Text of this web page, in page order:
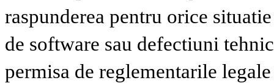
raspunderea pentru orice
de software sau defectiuni
permisa de reglementarile